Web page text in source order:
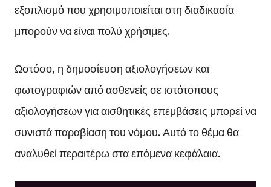
εξοπλισμό που χρησιμοποιείται στη διαδικασία
μπορούν να είναι πολύ χρήσιμες.
Ωστόσο, η δημοσίευση αξιολογήσεων και
φωτογραφιών από ασθενείς σε ιστότοπους
αξιολογήσεων για αισθητικές επεμβάσεις μπορεί να
συνιστά παραβίαση του νόμου. Αυτό το θέμα θα
αναλυθεί περαιτέρω στα επόμενα κεφάλαια.